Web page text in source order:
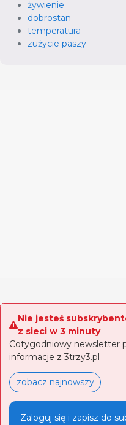
żywienie
dobrostan
temperatura
zużycie paszy
Nie jesteś
z sieci w 3 minuty
Cotygodniowy newsletter
informacje z 3trzy3.pl
zobacz najnowszy
Zaloguj się i zapisz do